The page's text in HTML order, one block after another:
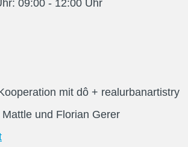
09:00- 12:00Uhr
mit dô + realurbanartistry
und Florian Gerer